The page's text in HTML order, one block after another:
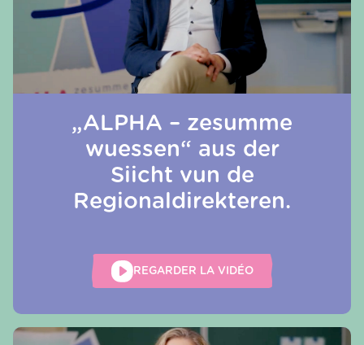
„ALPHA – zesumme
wuessen“ aus der
Siicht vun de
Regionaldirekteren.
REGARDER LA VIDÉO